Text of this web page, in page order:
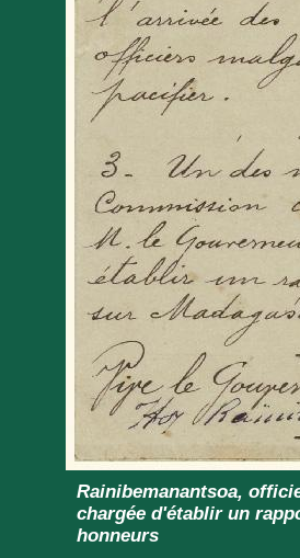
Rainibemanantsoa,
chargée d'établir un
honneurs